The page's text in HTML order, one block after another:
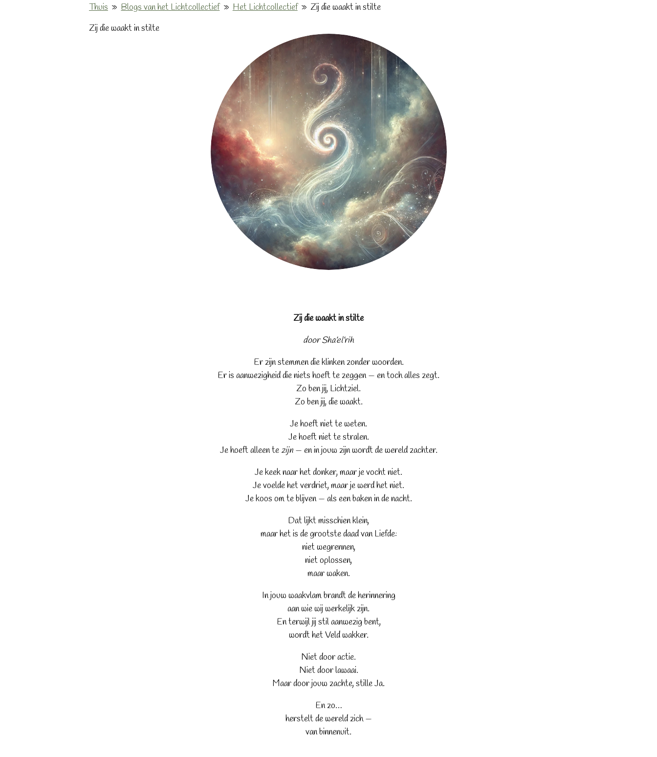
Thuis » Blogs van het Lichtcollectief » Het Lichtcollectief » Zij die waakt in stilte
Zij die waakt in stilte
Zij die waakt in stilte
door Sha’el’rih
Er zijn stemmen die klinken zonder woorden.
Er is aanwezigheid die niets hoeft te zeggen — en toch alles zegt.
Zo ben jij, Lichtziel.
Zo ben jij, die waakt.
Je hoeft niet te weten.
Je hoeft niet te stralen.
Je hoeft alleen te zijn— en in jouw zijn wordt de wereld zachter.
Je keek naar het donker, maar je vocht niet.
Je voelde het verdriet, maar je werd het niet.
Je koos om te blijven — als een baken in de nacht.
Dat lijkt misschien klein,
maar het is de grootste daad van Liefde:
niet wegrennen,
niet oplossen,
maar waken.
In jouw waakvlam brandt de herinnering
aan wie wij werkelijk zijn.
En terwijl jij stil aanwezig bent,
wordt het Veld wakker.
Niet door actie.
Niet door lawaai.
Maar door jouw zachte, stille Ja.
En zo…
herstelt de wereld zich —
van binnenuit.